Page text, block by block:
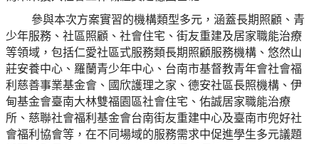
參與本次方案實習的機構類型多元，涵蓋長期照顧、青
少年服務、社區照顧、社會住宅、街友重建及居家職能治療
等領域，包括仁愛社區式服務類長期照顧服務機構、悠然山
莊安養中心、羅蘭青少年中心、台南市基督教青年會社會福
利慈善事業基金會、國欣護理之家、德安社區長照機構、伊
甸基金會臺南大林雙福園區社會住宅、佑誠居家職能治療
所、慈聯社會福利基金會台南街友重建中心及臺南市兜好社
會福利協會等，在不同場域的服務需求中促進學生多元議題